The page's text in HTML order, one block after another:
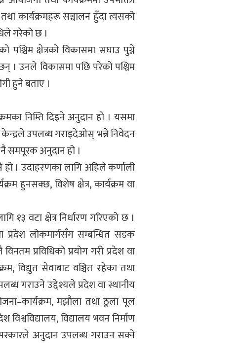
कार्यक्रमहरू सञ्चालन हुँदा त्यसको
गरेको छ ।
क्षेत्रको विकासमा सघाउ पुग्ने
। उनले विकासमा पछि परेको पश्चिम
हुने बताए ।
निम्ति दिइने अनुदान हो । यसमा
उपलब्ध गराइदेओस् भन्ने निवेदन
समपूरक अनुदान हो ।
। उदाहरणका लागि अहिले कर्णाली
हुनसक्छ, विशेष क्षेत्र, कार्यक्रम वा
१३ वटा क्षेत्र निर्धारण गरिएको छ ।
प्रदेश लोकमार्गसँग सम्बन्धित सडक
प्रविधिको प्रयोग गरी प्रदेश वा
विद्युत सेवाबाट वञ्चित रहेका तथा
गराउने उद्देश्यले प्रदेश वा स्थानीय
मझौला तथा ठूला पूल
विद्यालय भवन निर्माण
सरकारले अनुदान उपलब्ध गराउन सक्ने